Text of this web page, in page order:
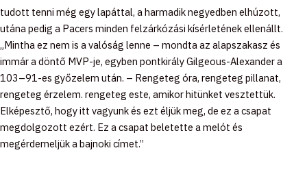
tudott tenni még egy lapáttal, a harmadik negyedben elhúzott,
utána pedig a Pacers minden felzárkózási kísérletének ellenállt.
„Mintha ez nem is a valóság lenne – mondta az alapszakasz és
immár a döntő MVP-je, egyben pontkirály Gilgeous-Alexander a
103–91-es győzelem után. – Rengeteg óra, rengeteg pillanat,
rengeteg érzelem. rengeteg este, amikor hitünket vesztettük.
Elképesztő, hogy itt vagyunk és ezt éljük meg, de ez a csapat
megdolgozott ezért. Ez a csapat beletette a melót és
megérdemeljük a bajnoki címet.”